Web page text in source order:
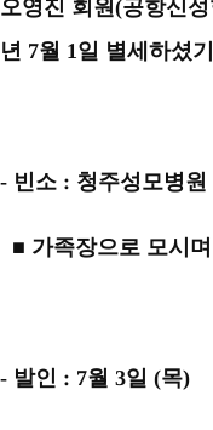
오영진 회원(공항신
년 7월 1일 별세하셨
- 빈소 : 청주성모병원
■ 가족장으로 모시
- 발인 : 7월 3일 (목)